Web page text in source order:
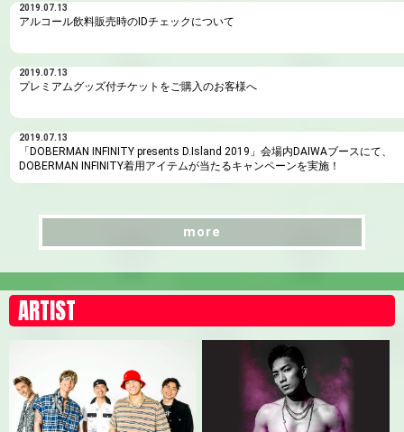
2019.07.13
アルコール飲料販売時のIDチェックについて
2019.07.13
プレミアムグッズ付チケットをご購入のお客様へ
2019.07.13
「DOBERMAN INFINITY presents D.Island 2019」会場内DAIWAブースにて、
DOBERMAN INFINITY着用アイテムが当たるキャンペーンを実施！
more
ARTIST